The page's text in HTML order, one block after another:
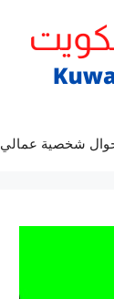
شخصية عمالي